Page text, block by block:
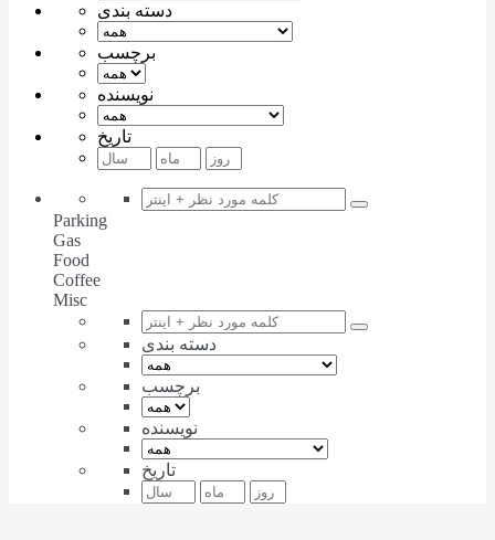
دسته بندی
برچسب
نویسنده
تاریخ
Parking
Gas
Food
Coffee
Misc
دسته بندی
برچسب
نویسنده
تاریخ